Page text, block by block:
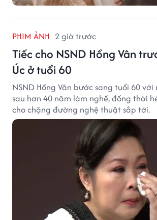
PHIM ẢNH 2 giờ trước
Tiếc cho NSND Hồng Vân
Úc ở tuổi 60
NSND Hồng Vân bước sang tuổi 60
sau hơn 40 năm làm nghề, đồng thời
cho chặng đường nghệ thuật sắp tới.